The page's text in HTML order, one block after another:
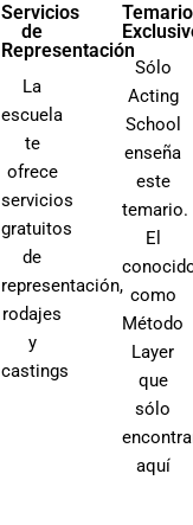
Servicios
de
Representación
La
escuela
te
ofrece
servicios
gratuitos
de
representación,
rodajes
y
castings
Temario
Sólo
Acting
School
enseña
este
temario.
El
como
Método
Layer
que
sólo
aquí